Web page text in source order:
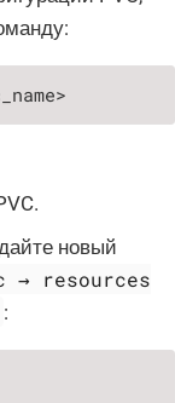
новый
→ resources
: